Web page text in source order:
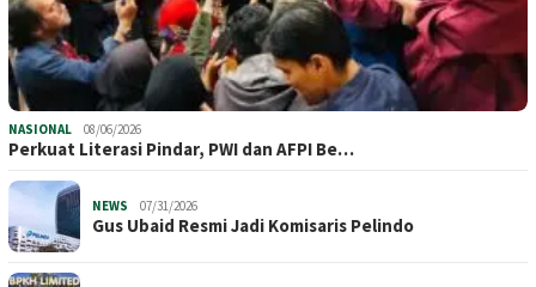
NASIONAL 08/06/2026
Perkuat Literasi Pindar, PWI dan AFPI Be…
NEWS 07/31/2026
​Gus Ubaid Resmi Jadi Komisaris Pelindo